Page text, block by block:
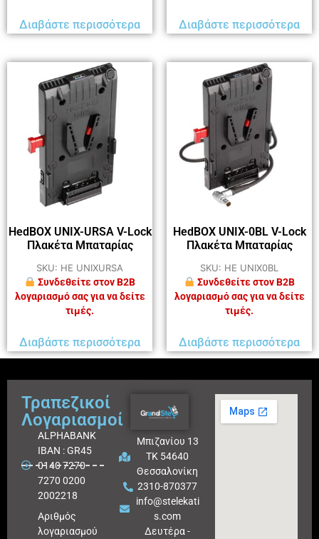
Διαβάστε περισσότερα Διαβάστε περισσότερα
HedBOX UNIX-URSA V-Lock
Πλακέτα Μπαταρίας
SKU: HE UNIXURSA
Συνδεθείτε στον B2B
λογαριασμό σας για να δείτε
τιμές.
Διαβάστε περισσότερα
HedBOX UNIX-0BL V-Lock
Πλακέτα Μπαταρίας
SKU: HE UNIX0BL
Συνδεθείτε στον B2B
λογαριασμό σας για να δείτε
τιμές.
Διαβάστε περισσότερα
Τραπεζικοί
Λογαριασμοί
ALPHABANK
IBAN : GR45
0140 7270
7270 0200
2002218
Aριθμός
λογαριασμού
Μπιζανίου 13
ΤΚ 54640
Θεσσαλονίκη
2310-870377
info@stelekati
s.com
Δευτέρα -